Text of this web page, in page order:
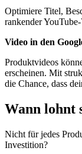
Optimiere Titel,
rankender
Video in den
Produktvideos
erscheinen. Mit
die Chance, dass
Wann lohnt
Nicht für jedes
Investition?